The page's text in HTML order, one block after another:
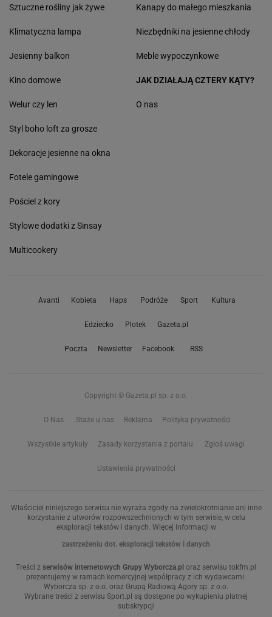
Sztuczne rośliny jak żywe
Klimatyczna lampa
Jesienny balkon
Kanapy do małego mieszkania
Niezbędniki na jesienne chłody
Meble wypoczynkowe
Kino domowe
Welur czy len
Styl boho loft za grosze
Dekoracje jesienne na okna
Fotele gamingowe
Pościel z kory
Stylowe dodatki z Sinsay
Multicookery
JAK DZIAŁAJĄ CZTERY KĄTY?
O nas
Avanti Kobieta Haps Podróże Sport Kultura
Edziecko Plotek Gazeta.pl
Poczta Newsletter Facebook RSS
Copyright © Gazeta.pl sp. z o.o.
O Nas Staże u nas Reklama Polityka prywatności
Wszystkie artykuły Zasady korzystania z portalu Zgłoś uwagi
Ustawienia prywatności
Właściciel niniejszego serwisu nie wyraża zgody na zwielokrotnianie ani inne
korzystanie z utworów rozpowszechnionych w tym serwisie, w celu
eksploracji tekstów i danych. Więcej informacji w
zastrzeżeniu dot. eksploracji tekstów i danych
Treści z serwisów internetowych Grupy Wyborcza.pl oraz serwisu tokfm.pl
prezentujemy w ramach komercyjnej współpracy z ich wydawcami:
Wyborcza sp. z o.o. oraz Grupą Radiową Agory sp. z o.o.
Wybrane treści z serwisu Sport.pl są dostępne po wykupieniu płatnej
subskrypcji